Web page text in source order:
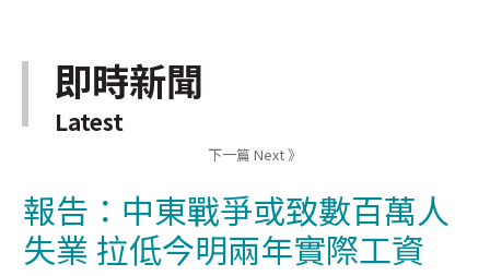
即時新聞
Latest
下一篇 Next 》
報告：中東戰爭或致數百萬人
失業 拉低今明兩年實際工資